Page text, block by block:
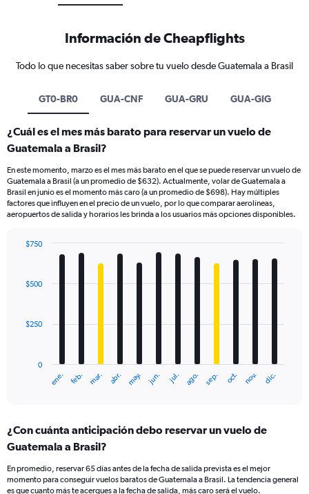
Información de Cheapflights
Todo lo que necesitas saber sobre tu vuelo desde Guatemala a Brasil
GT0-BR0 GUA-CNF GUA-GRU GUA-GIG
¿Cuál es el mes más barato para reservar un vuelo de
Guatemala a Brasil?
En este momento, marzo es el mes más barato en el que se puede reservar un vuelo de
Guatemala a Brasil (a un promedio de $632). Actualmente, volar de Guatemala a
Brasil en junio es el momento más caro (a un promedio de $698). Hay múltiples
factores que influyen en el precio de un vuelo, por lo que comparar aerolíneas,
aeropuertos de salida y horarios les brinda a los usuarios más opciones disponibles.
with
12
The
Range:
12
The
chart
ene. feb. mar. abr. may. jun. jul. ago. sep. oct. nov. dic.
0
$250
$500
$750
¿Con cuánta anticipación debo reservar un vuelo de
Guatemala a Brasil?
En promedio, reservar 65 días antes de la fecha de salida prevista es el mejor
momento para conseguir vuelos baratos de Guatemala a Brasil. La tendencia general
es que cuanto más te acerques a la fecha de salida, más caro será el vuelo.